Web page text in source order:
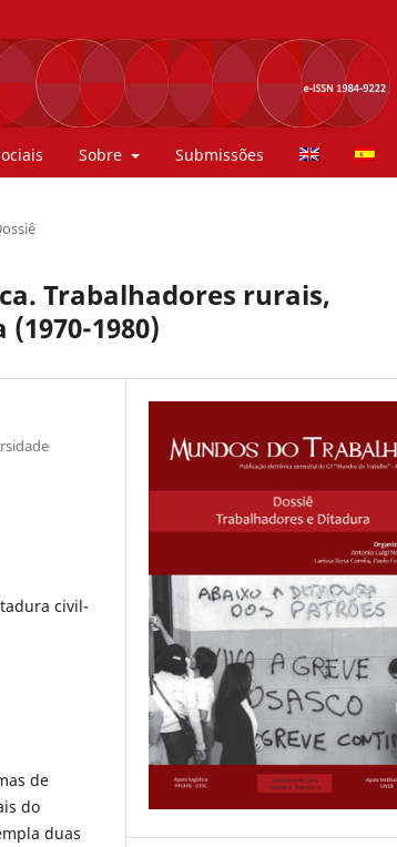
Sobre Submissões
Trabalhadores rurais,
1980)
civil-
de
do
duas